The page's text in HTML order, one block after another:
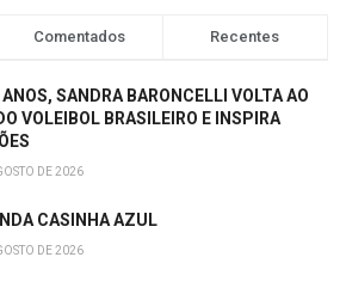
Comentados Recentes
SANDRA BARONCELLI VOLTA AO
VOLEIBOL BRASILEIRO E INSPIRA
DE 2026
CASINHA AZUL
DE 2026